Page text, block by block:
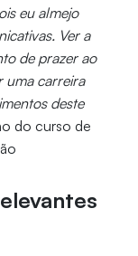
eu almejo
Ver a
de prazer ao
uma carreira
deste
do curso de